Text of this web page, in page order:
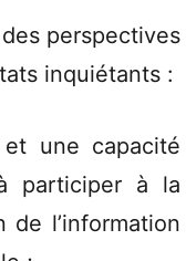
perspectives
inquiétants :
une capacité
participer à la
l’information